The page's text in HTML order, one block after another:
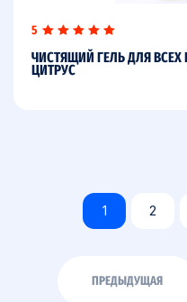
5
ЧИСТЯЩИЙ ГЕЛЬ ДЛЯ
ЦИТРУС
1 2
ПРЕДЫДУЩАЯ